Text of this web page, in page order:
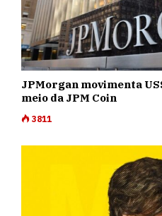
JPMorgan movimenta
meio da JPM Coin
3811